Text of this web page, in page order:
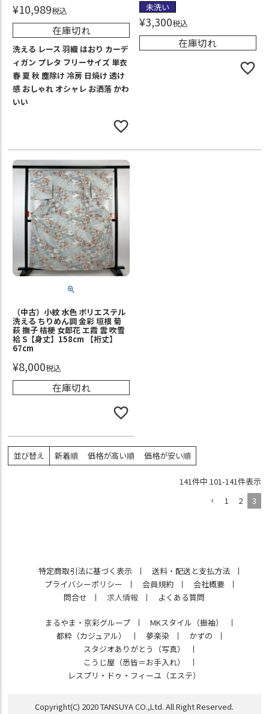
¥10,989税込
在庫切れ
洗える レース 羽織 はおり カーデ
ィガン プレタ フリーサイズ 単衣
春 夏 秋 塵除け 冷房 日焼け 透け
感 おしゃれ オシャレ お洒落 かわ
いい
未洗い
¥3,300税込
在庫切れ
（中古）小紋 水色 ポリエステル
洗える ちりめん調 金彩 垣根 菊
萩 撫子 桔梗 女郎花 エ霞 雲 吹雪
袷 S【身丈】158cm 【裄丈】
67cm
¥8,000税込
在庫切れ
並び替え 新着順 価格が高い順 価格が安い順
141件中 101-141件表示
1
2 3
特定商取引法に基づく表示
送料・配送と支払方法
プライバシーポリシー
会員規約
会社概要
問合せ
求人情報 よくある質問
まるやま・京彩グループ
MKスタイル（振袖）
都粋（カジュアル）
夢楽染
かずの
スタジオありがとう（写真）
こうじ屋（悉皆＝お手入れ）
レスプリ・ドゥ・フィーユ（エステ）
Copyright(C) 2020 TANSUYA CO.,Ltd. All Right Reserved.